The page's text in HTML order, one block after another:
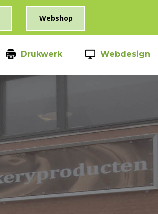
Webshop
Drukwerk Webdesign